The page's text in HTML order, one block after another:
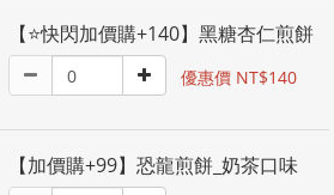
【⭐快閃加價購+140】黑糖杏仁煎餅
優惠價 NT$140
【加價購+99】恐龍煎餅_奶茶口味